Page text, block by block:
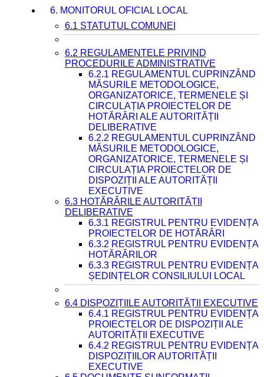
6. MONITORUL OFICIAL LOCAL
6.1 STATUTUL COMUNEI
6.2 REGULAMENTELE PRIVIND
PROCEDURILE ADMINISTRATIVE
6.2.1 REGULAMENTUL CUPRINZÂND
MĂSURILE METODOLOGICE,
ORGANIZATORICE, TERMENELE ȘI
CIRCULAȚIA PROIECTELOR DE
HOTĂRÂRI ALE AUTORITĂȚII
DELIBERATIVE
6.2.2 REGULAMENTUL CUPRINZÂND
MĂSURILE METODOLOGICE,
ORGANIZATORICE, TERMENELE ȘI
CIRCULAȚIA PROIECTELOR DE
DISPOZIȚII ALE AUTORITĂȚII
EXECUTIVE
6.3 HOTĂRÂRILE AUTORITĂȚII
DELIBERATIVE
6.3.1 REGISTRUL PENTRU EVIDENȚA
PROIECTELOR DE HOTĂRÂRI
6.3.2 REGISTRUL PENTRU EVIDENȚA
HOTĂRÂRILOR
6.3.3 REGISTRUL PENTRU EVIDENȚA
ȘEDINȚELOR CONSILIULUI LOCAL
6.4 DISPOZIȚIILE AUTORITĂȚII EXECUTIVE
6.4.1 REGISTRUL PENTRU EVIDENȚA
PROIECTELOR DE DISPOZIȚII ALE
AUTORITĂȚII EXECUTIVE
6.4.2 REGISTRUL PENTRU EVIDENȚA
DISPOZIȚIILOR AUTORITĂȚII
EXECUTIVE